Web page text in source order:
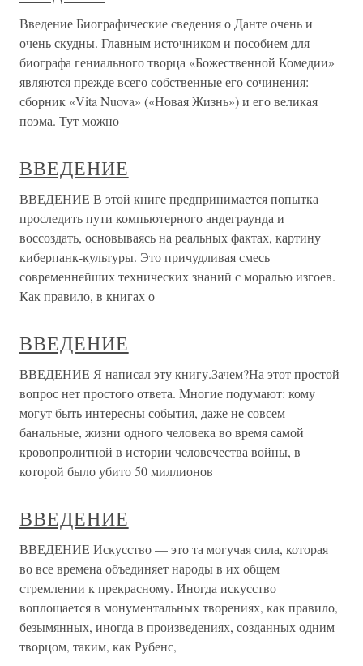
Введение Биографические сведения о Данте очень и
очень скудны. Главным источником и пособием для
биографа гениального творца «Божественной Комедии»
являются прежде всего собственные его сочинения:
сборник «Vita Nuova» («Новая Жизнь») и его великая
поэма. Тут можно
ВВЕДЕНИЕ
ВВЕДЕНИЕ В этой книге предпринимается попытка
проследить пути компьютерного андеграунда и
воссоздать, основываясь на реальных фактах, картину
киберпанк-культуры. Это причудливая смесь
современнейших технических знаний с моралью изгоев.
Как правило, в книгах о
ВВЕДЕНИЕ
ВВЕДЕНИЕ Я написал эту книгу.Зачем?На этот простой
вопрос нет простого ответа. Многие подумают: кому
могут быть интересны события, даже не совсем
банальные, жизни одного человека во время самой
кровопролитной в истории человечества войны, в
которой было убито 50 миллионов
ВВЕДЕНИЕ
ВВЕДЕНИЕ Искусство — это та могучая сила, которая
во все времена объединяет народы в их общем
стремлении к прекрасному. Иногда искусство
воплощается в монументальных творениях, как правило,
безымянных, иногда в произведениях, созданных одним
творцом, таким, как Рубенс,